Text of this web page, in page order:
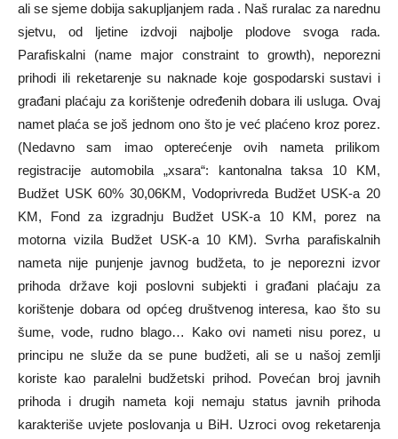
ali se sjeme dobija sakupljanjem rada . Naš ruralac za narednu
sjetvu, od ljetine izdvoji najbolje plodove svoga rada.
Parafiskalni (name major constraint to growth), neporezni
prihodi ili reketarenje su naknade koje gospodarski sustavi i
građani plaćaju za korištenje određenih dobara ili usluga. Ovaj
namet plaća se još jednom ono što je već plaćeno kroz porez.
(Nedavno sam imao opterećenje ovih nameta prilikom
registracije automobila „xsara“: kantonalna taksa 10 KM,
Budžet USK 60% 30,06KM, Vodoprivreda Budžet USK-a 20
KM, Fond za izgradnju Budžet USK-a 10 KM, porez na
motorna vizila Budžet USK-a 10 KM). Svrha parafiskalnih
nameta nije punjenje javnog budžeta, to je neporezni izvor
prihoda države koji poslovni subjekti i građani plaćaju za
korištenje dobara od općeg društvenog interesa, kao što su
šume, vode, rudno blago… Kako ovi nameti nisu porez, u
principu ne služe da se pune budžeti, ali se u našoj zemlji
koriste kao paralelni budžetski prihod. Povećan broj javnih
prihoda i drugih nameta koji nemaju status javnih prihoda
karakteriše uvjete poslovanja u BiH. Uzroci ovog reketarenja